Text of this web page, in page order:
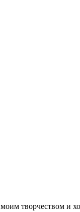
моим творчеством и